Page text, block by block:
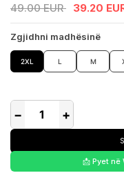
49.00 EUR 39.20
Zgjidhni madhësinë
2XL L M
− +
📩 Pyet